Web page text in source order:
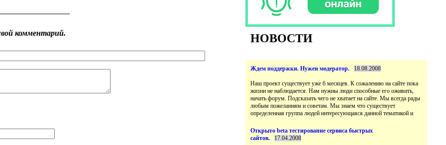
НОВОСТИ
Наш проект существует уже 6 месяцев. К сожалению на сайте пока
жизни не наблюдается. Нам нужны люди способные его оживить,
начать форум. Подсказать чего не хватает на сайте. Мы всегда рады
любым пожеланиям и советам. Мы знаем что существует
Открыто beta тестирование сервиса быстрых